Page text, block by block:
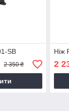
SB
2 350 ₴
Ніж
2